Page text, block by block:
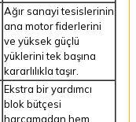
Ağır sanayi tesislerinin
ana motor fiderlerini
ve yüksek güçlü
yüklerini tek başına
kararlılıkla taşır.
Ekstra bir yardımcı
blok bütçesi
harcamadan hem